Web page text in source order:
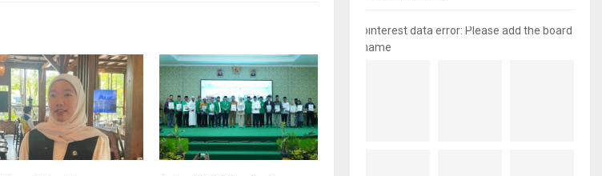
pinterest data error: Please add the board
name